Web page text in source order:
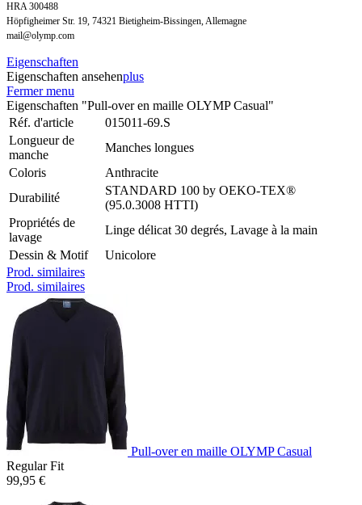
HRA 300488
Höpfigheimer Str. 19, 74321 Bietigheim-Bissingen, Allemagne
mail@olymp.com
Eigenschaften
Eigenschaften ansehenplus
Fermer menu
Eigenschaften "Pull-over en maille OLYMP Casual"
Réf. d'article
015011-69.S
Longueur de
manche
Manches longues
Coloris
Anthracite
Durabilité
STANDARD 100 by OEKO-TEX®
(95.0.3008 HTTI)
Propriétés de
lavage
Linge délicat 30 degrés, Lavage à la main
Dessin & Motif
Unicolore
Prod. similaires
Prod. similaires
Pull-over en maille OLYMP Casual
Regular Fit
99,95 €